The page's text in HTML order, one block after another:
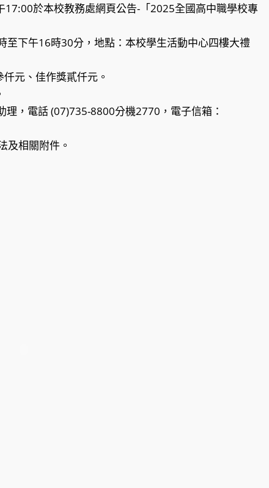
於本校教務處網頁公告-「2025全國高中職學校專
下午16時30分，地點：本校學生活動中心四樓大禮
元、佳作獎貳仟元。
，電話 (07)735-8800分機2770，電子信箱：
及相關附件。